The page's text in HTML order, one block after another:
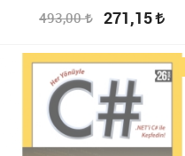
493,00 271,15